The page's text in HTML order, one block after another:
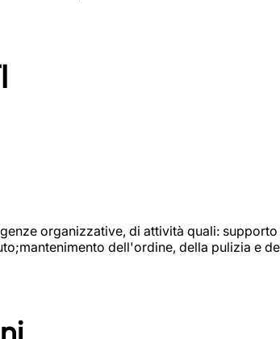
organizzative, di attività quali:
dell'ordine, della pulizia e